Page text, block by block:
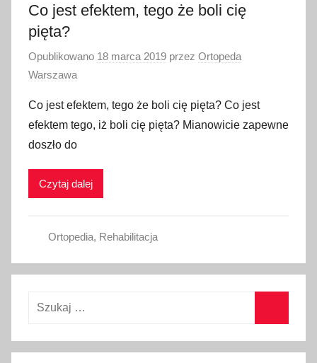
Co jest efektem, tego że boli cię
pięta?
Opublikowano 18 marca 2019 przez Ortopeda
Warszawa
Co jest efektem, tego że boli cię pięta? Co jest
efektem tego, iż boli cię pięta? Mianowicie zapewne
doszło do
Czytaj dalej
Ortopedia, Rehabilitacja
Szukaj: